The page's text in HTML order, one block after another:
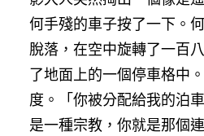
何手殘的車子按了一下。
脫落，在空中旋轉了一百
了地面上的一個停車格中
度。「你被分配給我的泊
是一種宗教，你就是那個